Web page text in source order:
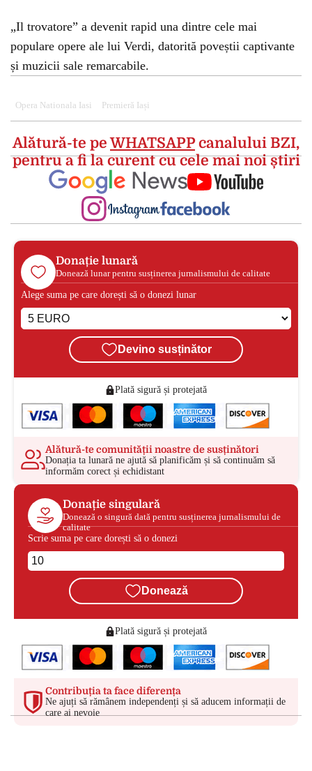
„Il trovatore” a devenit rapid una dintre cele mai
populare opere ale lui Verdi, datorită poveștii captivante
și muzicii sale remarcabile.
Opera Nationala Iasi Premieră Iași
Alătură-te peWHATSAPPcanalului BZI,
pentru a fi la curent cu cele mai noi știri
Donație lunară
Donează lunar pentru susținerea jurnalismului de calitate
Alege suma pe care dorești să o donezi lunar
Devino susținător
Plată sigură și protejată
Alătură-te comunității noastre de susținători
Donația ta lunară ne ajută să planificăm și să continuăm să
informăm corect și echidistant
Donație singulară
Donează o singură dată pentru susținerea jurnalismului de
calitate
Scrie suma pe care dorești să o donezi
Donează
Plată sigură și protejată
Contribuția ta face diferența
Ne ajuți să rămânem independenți și să aducem informații de
care ai nevoie